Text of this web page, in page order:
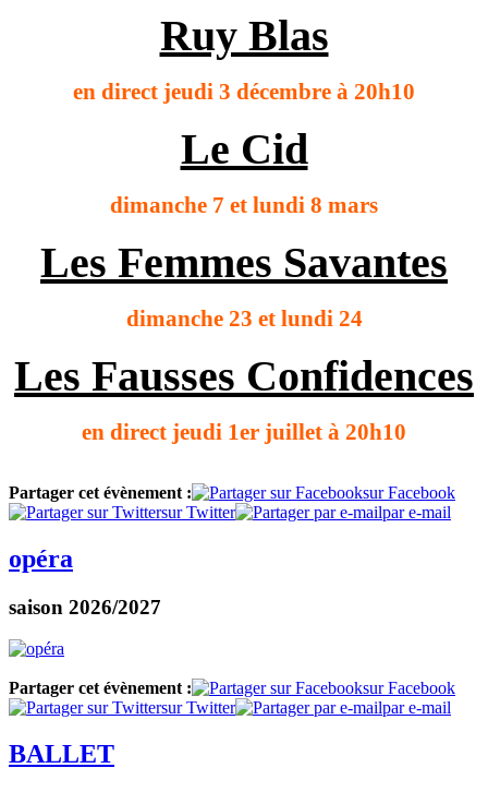
Ruy Blas
en direct jeudi 3 décembre à 20h10
Le Cid
dimanche 7 et lundi 8 mars
Les Femmes Savantes
dimanche 23 et lundi 24
Les Fausses Confidences
en direct jeudi 1er juillet à 20h10
Partager cet évènement :
sur Facebook
sur Twitter
par e-mail
opéra
saison 2026/2027
Partager cet évènement :
sur Facebook
sur Twitter
par e-mail
BALLET